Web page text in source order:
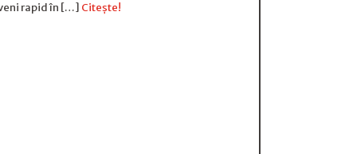
rapid în […] Citește!